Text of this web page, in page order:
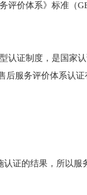
价体系》标准（
证制度，是国家
服务评价体系认
证的结果，所以